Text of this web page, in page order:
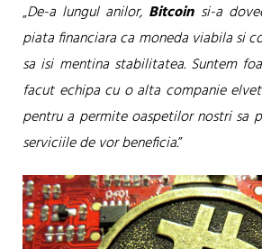
„De-a lungul anilor, Bitcoinsi-a
piata financiara ca moneda viabila si
sa isi mentina stabilitatea. Suntem
facut echipa cu o alta companie
pentru a permite oaspetilor nostri sa
serviciile de vor beneficia.”